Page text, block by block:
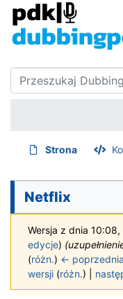
Strona
Netflix
Wersja z dnia
edycje)
(różn.) ←
wersji (różn.) |